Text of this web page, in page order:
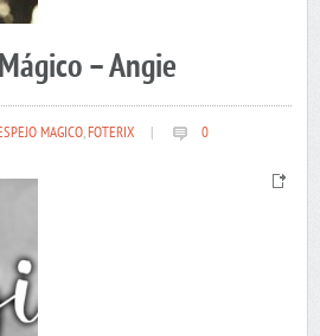
– Angie
MAGICO,FOTERIX 0